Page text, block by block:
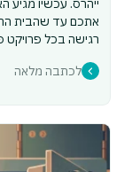
ייהרס. עכשיו
אתכם עד שהבית
רגישה בכל פרויקט
לכתבה מלאה